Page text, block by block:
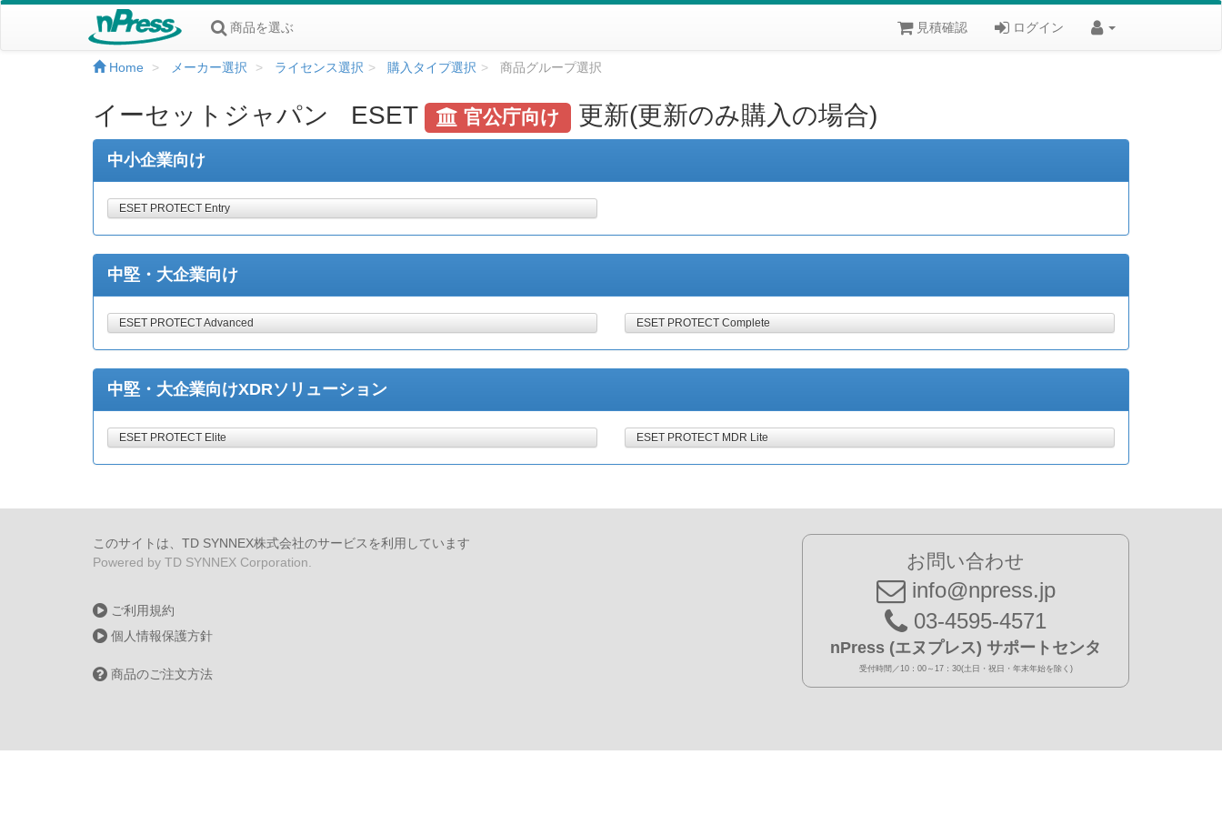
商品を選ぶ 見積確認 ログイン
Home メーカー選択 ライセンス選択 購入タイプ選択 商品グループ選択
イーセットジャパン ESET 官公庁向け 更新(更新のみ購入の場合)
中小企業向け
ESET PROTECT Entry
中堅・大企業向け
ESET PROTECT Advanced ESET PROTECT Complete
中堅・大企業向けXDRソリューション
ESET PROTECT Elite ESET PROTECT MDR Lite
このサイトは、TD SYNNEX株式会社のサービスを利用しています
Powered by TD SYNNEX Corporation.
ご利用規約
個人情報保護方針
商品のご注文方法
お問い合わせ
info@npress.jp
03-4595-4571
nPress (エヌプレス) サポートセンタ
受付時間／10：00～17：30(土日・祝日・年末年始を除く)